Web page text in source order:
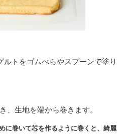
ルトをゴムべらやスプーンで塗り
、生地を端から巻きます。
に巻いて芯を作るように巻くと、綺麗